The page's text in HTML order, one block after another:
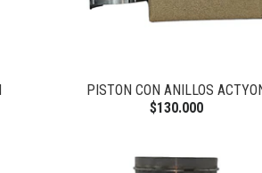
PISTON CON ANILLOS
$130.000